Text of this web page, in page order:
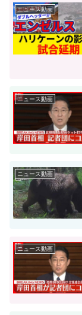
ニュース動画
ニュース動画
ニュース動画
ニュース動画